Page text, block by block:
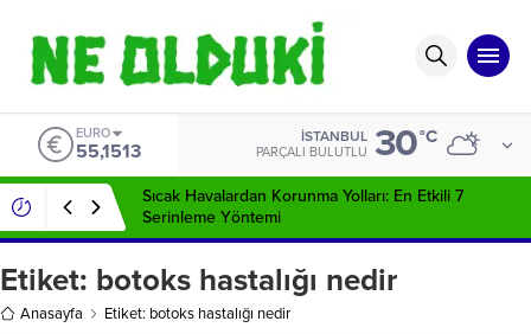
EURO
55,1513
İSTANBUL
PARÇALI BULUTLU 30°C
Sıcak Havalardan Korunma Yolları: En Etkili 7
Serinleme Yöntemi
Etiket: botoks hastalığı nedir
Anasayfa Etiket: botoks hastalığı nedir